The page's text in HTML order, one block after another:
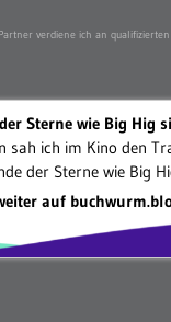
verdiene ich an
Sterne wie Big Hig
sah ich im Kino den
der Sterne wie Big
auf